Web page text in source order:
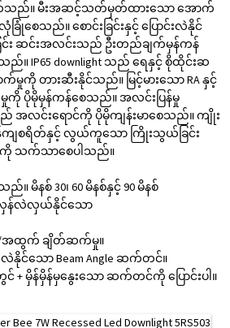
ည်။ မီးအဆင့်သတ်မှတ်ထားသော အောက်
ေသည်။ စောင်းခြင်းနှင့် ပြောင်းလဲနိုင်
င်း ဆင်းအလင်းသည် ဦးတည်ချက်မှန်ကန်
။ IP65 downlight သည် ရေနှင့် စိုထိုင်းဆ
က်မှုကို တားဆီးနိုင်သည်။ မြင့်မားသော RA နှင့်
ပိုမိုမှန်ကန်စေသည်။ အလင်းပြန်မှု
အလင်းရောင်ကို ပိုမိုကျန်းမာစေသည်။ ကျိုး
ကျစရိတ်နှင့် လွယ်ကူသော ကြိုးသွယ်ခြင်း
သက်သာစေပါသည်။
မိနစ် 30၊ 60 မိနစ်နှင့် 90 မိနစ်
အလှန်လဲလှယ်နိုင်သော
ဝင်/အထွက် ချိတ်ဆက်မှု။
လဲနိုင်သော Beam Angle ဆက်တင်။
+ မှိန်မှိန်မှနွေးသော ဆက်တင်ကို ပြောင်းပါ။